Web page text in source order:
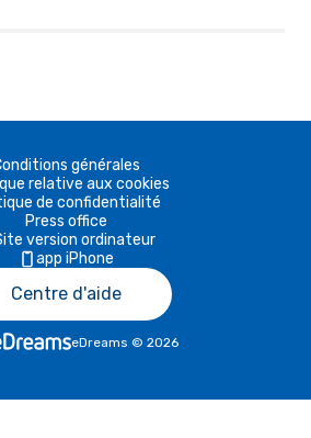
générales
relative aux cookies
de confidentialité
Press office
version ordinateur
app iPhone
Centre d'aide
eDreams © 2026